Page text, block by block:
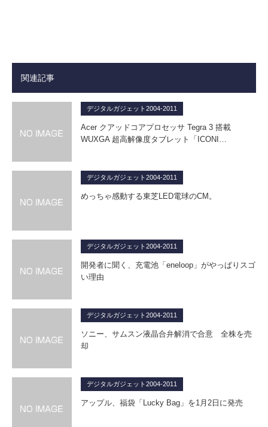
関連記事
デジタルガジェット2004-2011
Acer クアッドコアプロセッサ Tegra 3 搭載
WUXGA 超高解像度タブレット「ICONI…
デジタルガジェット2004-2011
めっちゃ感動する東芝LED電球のCM。
デジタルガジェット2004-2011
開発者に聞く、充電池「eneloop」がやっぱりスゴ
い理由
デジタルガジェット2004-2011
ソニー、サムスン液晶合弁解消で合意 全株を売
却
デジタルガジェット2004-2011
アップル、福袋「Lucky Bag」を1月2日に発売